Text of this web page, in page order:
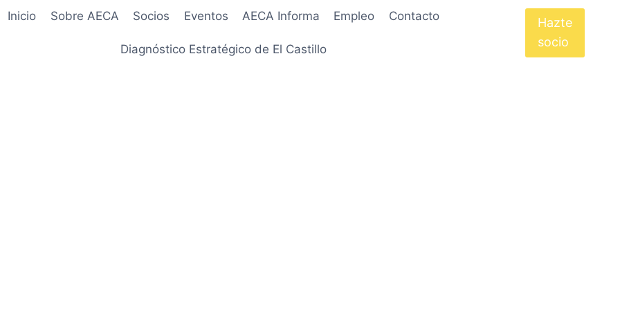
Inicio Sobre AECA Socios Eventos AECA Informa Empleo Contacto
Diagnóstico Estratégico de El Castillo
Hazte
socio